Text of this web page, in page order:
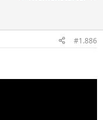
#1.886